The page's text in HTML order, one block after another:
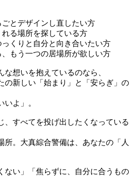
とデザインし直したい方
る場所を探している方
くりと自分と向き合いたい方
もう一つの居場所が欲しい方
な想いを抱えているのなら、
の新しい「始まり」と「安らぎ」の
いよ」。
、すべてを投げ出したくなっている
所。大真綜合警備は、あなたの「人
ない」「焦らずに、自分に合うもの